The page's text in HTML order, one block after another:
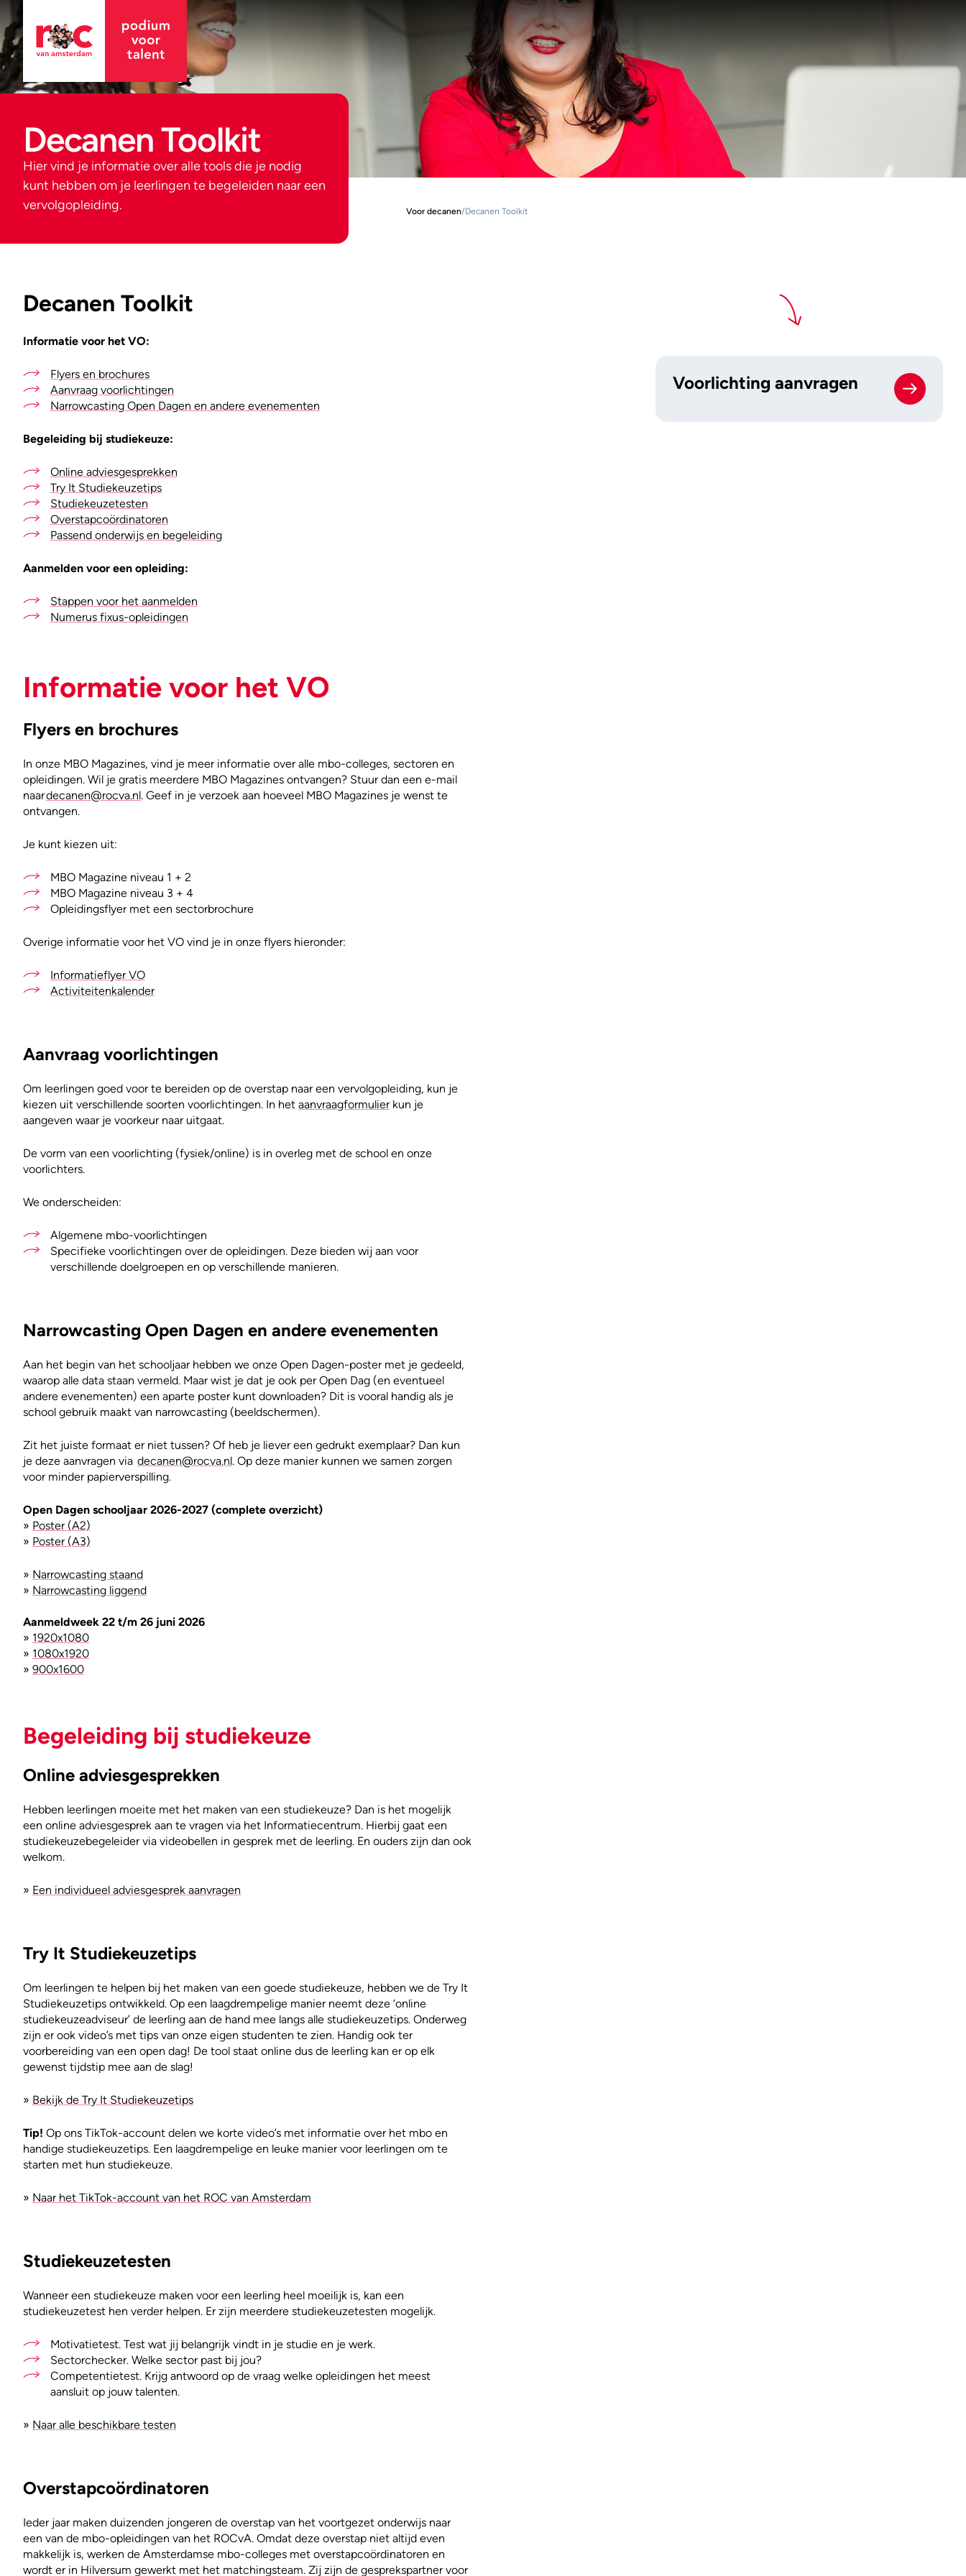
Decanen Toolkit
Hier vind je informatie over alle tools die je nodig
kunt hebben om je leerlingen te begeleiden naar een
vervolgopleiding.
Voor decanen/Decanen Toolkit
Decanen Toolkit
Informatie voor het VO:
Flyers en brochures
Aanvraag voorlichtingen
Narrowcasting Open Dagen en andere evenementen
Begeleiding bij studiekeuze:
Online adviesgesprekken
Try It Studiekeuzetips
Studiekeuzetesten
Overstapcoördinatoren
Passend onderwijs en begeleiding
Aanmelden voor een opleiding:
Stappen voor het aanmelden
Numerus fixus-opleidingen
Voorlichting aanvragen
Informatie voor het VO
Flyers en brochures
In onze MBO Magazines, vind je meer informatie over alle mbo-colleges, sectoren en
opleidingen. Wil je gratis meerdere MBO Magazines ontvangen? Stuur dan een e-mail
naardecanen@rocva.nl. Geef in je verzoek aan hoeveel MBO Magazines je wenst te
ontvangen.
Je kunt kiezen uit:
MBO Magazine niveau 1 + 2
MBO Magazine niveau 3 + 4
Opleidingsflyer met een sectorbrochure
Overige informatie voor het VO vind je in onze flyers hieronder:
Informatieflyer VO
Activiteitenkalender
Aanvraag voorlichtingen
Om leerlingen goed voor te bereiden op de overstap naar een vervolgopleiding, kun je
kiezen uit verschillende soorten voorlichtingen. In het aanvraagformulierkun je
aangeven waar je voorkeur naar uitgaat.
De vorm van een voorlichting (fysiek/online) is in overleg met de school en onze
voorlichters.
We onderscheiden:
Algemene mbo-voorlichtingen
Specifieke voorlichtingen over de opleidingen. Deze bieden wij aan voor
verschillende doelgroepen en op verschillende manieren.
Narrowcasting Open Dagen en andere evenementen
Aan het begin van het schooljaar hebben we onze Open Dagen-poster met je gedeeld,
waarop alle data staan vermeld. Maar wist je dat je ook per Open Dag (en eventueel
andere evenementen) een aparte poster kunt downloaden? Dit is vooral handig als je
school gebruik maakt van narrowcasting (beeldschermen).
Zit het juiste formaat er niet tussen? Of heb je liever een gedrukt exemplaar? Dan kun
je deze aanvragen via decanen@rocva.nl. Op deze manier kunnen we samen zorgen
voor minder papierverspilling.
Open Dagen schooljaar 2026-2027 (complete overzicht)
» Poster (A2)
» Poster (A3)
» Narrowcasting staand
» Narrowcasting liggend
Aanmeldweek 22 t/m 26 juni 2026
» 1920x1080
» 1080x1920
» 900x1600
Begeleiding bij studiekeuze
Online adviesgesprekken
Hebben leerlingen moeite met het maken van een studiekeuze? Dan is het mogelijk
een online adviesgesprek aan te vragen via het Informatiecentrum. Hierbij gaat een
studiekeuzebegeleider via videobellen in gesprek met de leerling. En ouders zijn dan ook
welkom.
» Een individueel adviesgesprek aanvragen
Try It Studiekeuzetips
Om leerlingen te helpen bij het maken van een goede studiekeuze, hebben we de Try It
Studiekeuzetips ontwikkeld. Op een laagdrempelige manier neemt deze ‘online
studiekeuzeadviseur’ de leerling aan de hand mee langs alle studiekeuzetips. Onderweg
zijn er ook video’s met tips van onze eigen studenten te zien. Handig ook ter
voorbereiding van een open dag! De tool staat online dus de leerling kan er op elk
gewenst tijdstip mee aan de slag!
» Bekijk de Try It Studiekeuzetips
Tip! Op ons TikTok-account delen we korte video’s met informatie over het mbo en
handige studiekeuzetips. Een laagdrempelige en leuke manier voor leerlingen om te
starten met hun studiekeuze.
» Naar het TikTok-account van het ROC van Amsterdam
Studiekeuzetesten
Wanneer een studiekeuze maken voor een leerling heel moeilijk is, kan een
studiekeuzetest hen verder helpen. Er zijn meerdere studiekeuzetesten mogelijk.
Motivatietest. Test wat jij belangrijk vindt in je studie en je werk.
Sectorchecker. Welke sector past bij jou?
Competentietest. Krijg antwoord op de vraag welke opleidingen het meest
aansluit op jouw talenten.
» Naar alle beschikbare testen
Overstapcoördinatoren
Ieder jaar maken duizenden jongeren de overstap van het voortgezet onderwijs naar
een van de mbo-opleidingen van het ROCvA. Omdat deze overstap niet altijd even
makkelijk is, werken de Amsterdamse mbo-colleges met overstapcoördinatoren en
wordt er in Hilversum gewerkt met het matchingsteam. Zij zijn de gesprekspartner voor